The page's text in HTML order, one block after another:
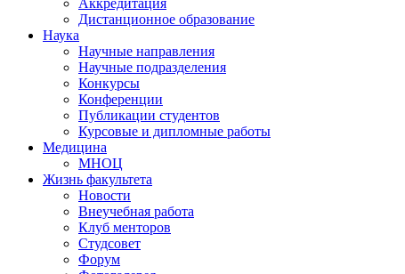
Аккредитация
Дистанционное образование
Наука
Научные направления
Научные подразделения
Конкурсы
Конференции
Публикации студентов
Курсовые и дипломные работы
Медицина
МНОЦ
Жизнь факультета
Новости
Внеучебная работа
Клуб менторов
Студсовет
Форум